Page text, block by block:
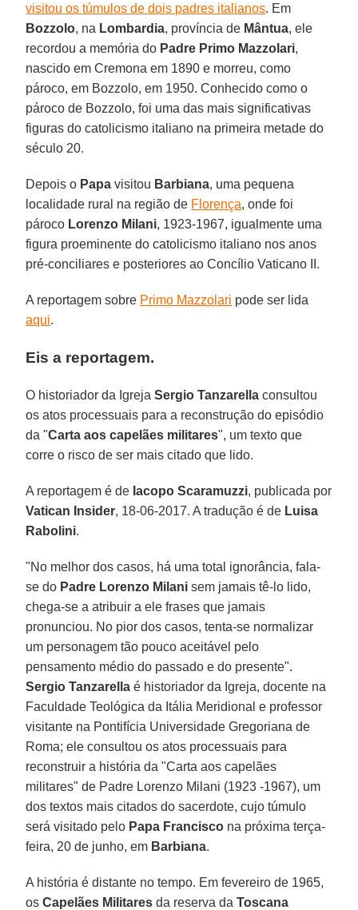
visitou os túmulos de dois padres italianos. Em
Bozzolo, na Lombardia, província de Mântua, ele
recordou a memória do Padre Primo Mazzolari,
nascido em Cremona em 1890 e morreu, como
pároco, em Bozzolo, em 1950. Conhecido como o
pároco de Bozzolo, foi uma das mais significativas
figuras do catolicismo italiano na primeira metade do
século 20.
Depois o Papa visitou Barbiana, uma pequena
localidade rural na região de Florença, onde foi
pároco Lorenzo Milani, 1923-1967, igualmente uma
figura proeminente do catolicismo italiano nos anos
pré-conciliares e posteriores ao Concílio Vaticano II.
A reportagem sobre Primo Mazzolari pode ser lida
aqui.
Eis a reportagem.
O historiador da IgrejaSergio Tanzarella consultou
os atos processuais para a reconstrução do episódio
da "Carta aos capelães militares", um texto que
corre o risco de ser mais citado que lido.
A reportagem é de Iacopo Scaramuzzi, publicada por
Vatican Insider, 18-06-2017. A tradução é de Luisa
Rabolini.
"No melhor dos casos, há uma total ignorância, fala-
se do Padre Lorenzo Milani sem jamais tê-lo lido,
chega-se a atribuir a ele frases que jamais
pronunciou. No pior dos casos, tenta-se normalizar
um personagem tão pouco aceitável pelo
pensamento médio do passado e do presente".
Sergio Tanzarella é historiador da Igreja, docente na
Faculdade Teológica da Itália Meridional e professor
visitante na Pontifícia Universidade Gregoriana de
Roma; ele consultou os atos processuais para
reconstruir a história da "Carta aos capelães
militares" de Padre Lorenzo Milani (1923 -1967), um
dos textos mais citados do sacerdote, cujo túmulo
será visitado pelo Papa Francisco na próxima terça-
feira, 20 de junho, em Barbiana.
A história é distante no tempo. Em fevereiro de 1965,
osCapelães Militares da reserva daToscana